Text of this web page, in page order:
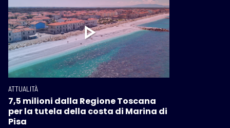
ATTUALITÀ
7,5 milioni dalla Regione Toscana
per la tutela della costa di Marina di
Pisa